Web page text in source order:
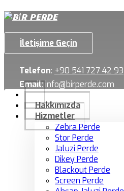
İletişime Geçin
Telefon: +90 541 727 42 93
Email:info@birperde.com
Hakkımızda
Hizmetler
Zebra Perde
Stor Perde
Jaluzi Perde
Dikey Perde
Blackout Perde
Screen Perde